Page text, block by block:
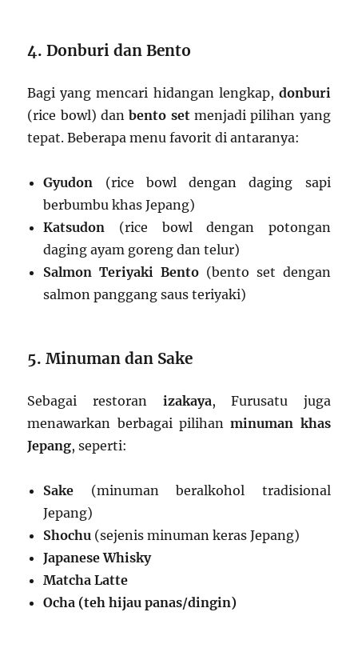
4. Donburi dan Bento
Bagi yang mencari hidangan lengkap, donburi
(rice bowl) danbento setmenjadi pilihan yang
tepat. Beberapa menu favorit di antaranya:
Gyudon (rice bowl dengan daging sapi
berbumbu khas Jepang)
Katsudon (rice bowl dengan potongan
daging ayam goreng dan telur)
Salmon Teriyaki Bento (bento set dengan
salmon panggang saus teriyaki)
5. Minuman dan Sake
Sebagai restoran izakaya, Furusatu juga
menawarkan berbagai pilihanminuman khas
Jepang, seperti:
Sake (minuman beralkohol tradisional
Jepang)
Shochu (sejenis minuman keras Jepang)
Japanese Whisky
Matcha Latte
Ocha (teh hijau panas/dingin)